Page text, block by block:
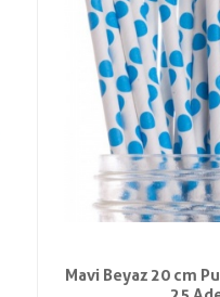
Mavi Beyaz 20 cm